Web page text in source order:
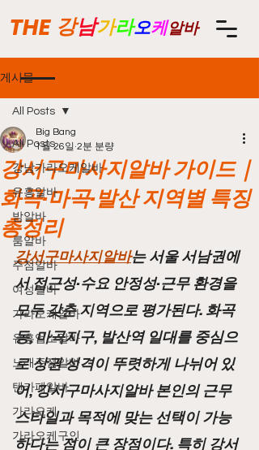
강남가라오케알바
THE
게시물
All Posts
강남가라오케알바
유흥알바
밤알바
룸알바
주점알바
여성알바
가라오케알바
유흥업소알바
노래주점알바
텐카페알바
가라오케
가라오케구인
All Posts
강서구마사지알바 가이드｜
화곡·마곡·발산 지역별 특징
총정리
Big Bang
1월 26일 2분 분량
강서구마사지알바는 서울 서남권에
서 접근성·수요 안정성·근무 환경을
모두 갖춘 지역으로 평가된다. 화곡
동, 마곡지구, 발산역 일대를 중심으
로 상권 성격이 뚜렷하게 나뉘어 있
어, 강서구마사지알바 본인의 근무
스타일과 목적에 맞는 선택이 가능
하다는 점이 큰 장점이다. 특히 강서